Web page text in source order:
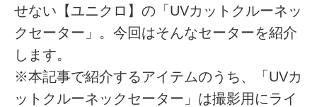
せない【ユニクロ】の「UVカットクルーネッ
クセーター」。今回はそんなセーターを紹介
します。
※本記事で紹介するアイテムのうち、「UVカ
ットクルーネックセーター」は撮影用にライ